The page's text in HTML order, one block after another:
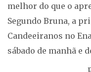
melhor do que o
Segundo Bruna, a
Candeeiranos no
sábado de manhã e